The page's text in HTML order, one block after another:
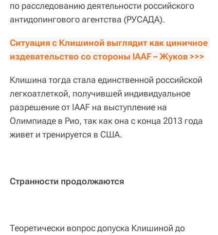
по расследованию деятельности российского
антидопингового агентства (РУСАДА).
Ситуация с Клишиной выглядит как циничное
издевательство со стороны IAAF – Жуков >>>
Клишина тогда стала единственной российской
легкоатлеткой, получившей индивидуальное
разрешение от IAAF на выступление на
Олимпиаде в Рио, так как она с конца 2013 года
живет и тренируется в США.
Странности продолжаются
Теоретически вопрос допуска Клишиной до